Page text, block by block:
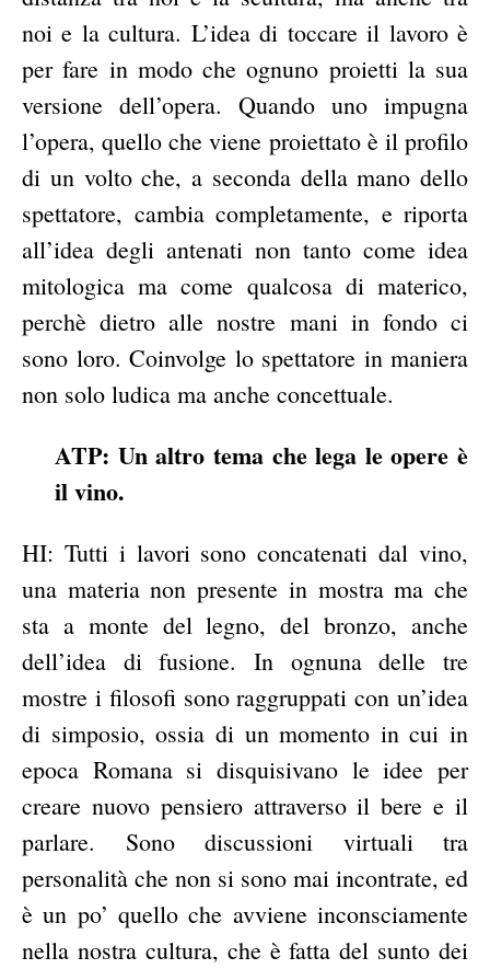
noi e la cultura. L’idea di toccare il lavoro è
per fare in modo che ognuno proietti la sua
versione dell’opera. Quando uno impugna
l’opera, quello che viene proiettato è il profilo
di un volto che, a seconda della mano dello
spettatore, cambia completamente, e riporta
all’idea degli antenati non tanto come idea
mitologica ma come qualcosa di materico,
perchè dietro alle nostre mani in fondo ci
sono loro. Coinvolge lo spettatore in maniera
non solo ludica ma anche concettuale.
ATP: Un altro tema che lega le opere è
il vino.
HI: Tutti i lavori sono concatenati dal vino,
una materia non presente in mostra ma che
sta a monte del legno, del bronzo, anche
dell’idea di fusione. In ognuna delle tre
mostre i filosofi sono raggruppati con un’idea
di simposio, ossia di un momento in cui in
epoca Romana si disquisivano le idee per
creare nuovo pensiero attraverso il bere e il
parlare. Sono discussioni virtuali tra
personalità che non si sono mai incontrate, ed
è un po’ quello che avviene inconsciamente
nella nostra cultura, che è fatta del sunto dei